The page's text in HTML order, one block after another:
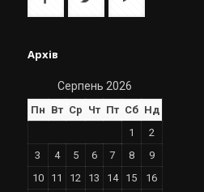
Архів
Серпень 2026
Пн Вт Ср Чт Пт Сб Нд
1
2
3
4 5 6 7 8
9
10
11 12 13 14 15
16